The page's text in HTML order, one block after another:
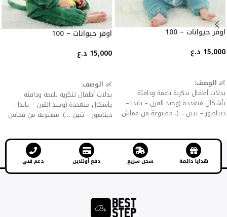
اوفر حيوانات – 100
15,000 د.ع
👶 الوصف:
بدلات أطفال تنكرية ناعمة ودافئة
بأشكال متعددة (وحيد القرن – باندا –
ديناصور – تنين …). مصنوعة من قماش
والخلع.
المميزات:
خامة مخملية ناعمة صديقة للبشرة.
مثالية كملابس منزلية، حفلات تنكرية،
اوفر حيوانات – 100
15,000 د.ع
👶 الوصف:
بدلات أطفال تنكرية ناعمة ودافئة
بأشكال متعددة (وحيد القرن – باندا –
ديناصور – تنين …). مصنوعة من قماش
والخلع.
المميزات:
خامة مخملية ناعمة صديقة للبشرة.
مثالية كملابس منزلية، حفلات تنكرية،
هدايا دائمة شحن سريع دفع أونلاين دعم فني